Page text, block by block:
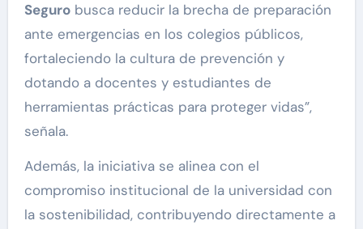
Segurobusca reducir la brecha de preparación
ante emergencias en los colegios públicos,
fortaleciendo la cultura de prevención y
dotando a docentes y estudiantes de
herramientas prácticas para proteger vidas”,
señala.
Además, la iniciativa se alinea con el
compromiso institucional de la universidad con
la sostenibilidad, contribuyendo directamente a